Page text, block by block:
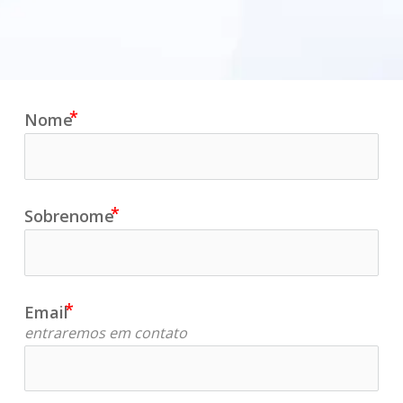
Nome
Sobrenome
Email
entraremos em contato